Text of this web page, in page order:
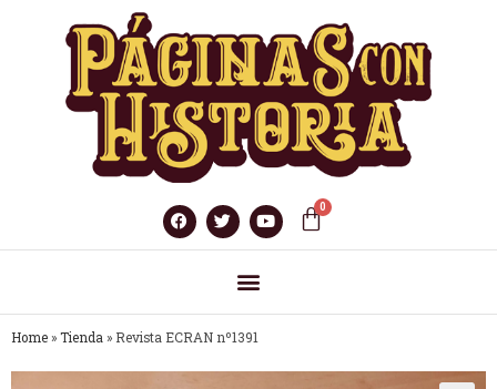
Home » Tienda » Revista ECRAN nº1391